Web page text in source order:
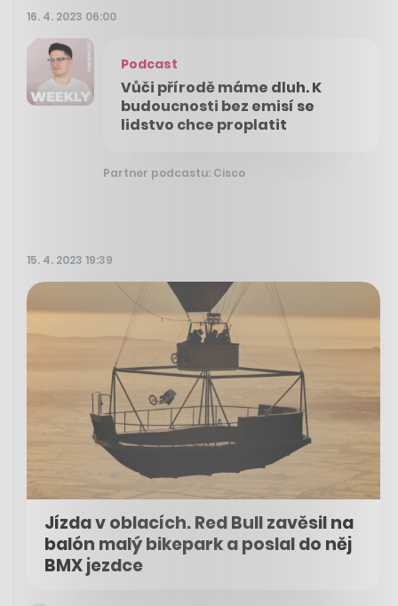
16. 4. 2023 06:00
Podcast
Vůči přírodě máme dluh. K
budoucnosti bez emisí se
lidstvo chce proplatit
Partner podcastu: Cisco
15. 4. 2023 19:39
Jízda v oblacích. Red Bull zavěsil na
balón malý bikepark a poslal do něj
BMX jezdce